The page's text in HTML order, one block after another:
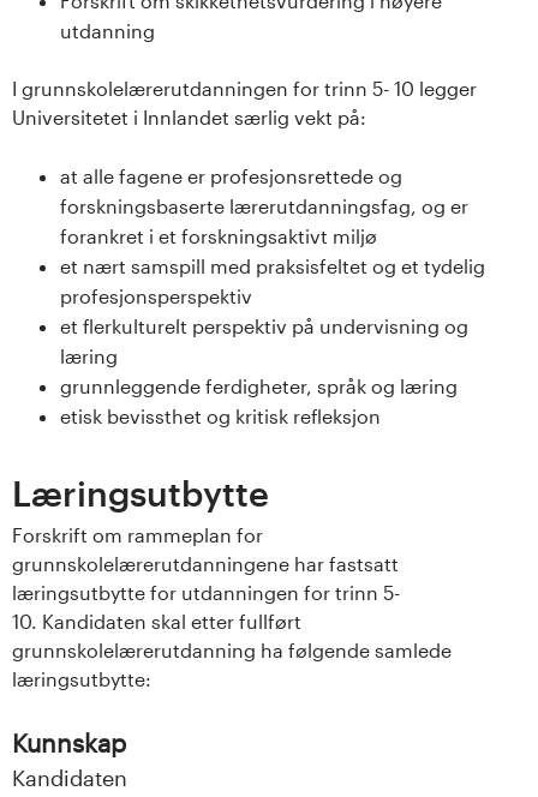
utdanning
I grunnskolelærerutdanningen for trinn 5- 10 legger
Universitetet i Innlandet særlig vekt på:
at alle fagene er profesjonsrettede og
forskningsbaserte lærerutdanningsfag, og er
forankret i et forskningsaktivt miljø
et nært samspill med praksisfeltet og et tydelig
profesjonsperspektiv
et flerkulturelt perspektiv på undervisning og
læring
grunnleggende ferdigheter, språk og læring
etisk bevissthet og kritisk refleksjon
Læringsutbytte
Forskrift om rammeplan for
grunnskolelærerutdanningene har fastsatt
læringsutbytte for utdanningen for trinn 5-
10. Kandidaten skal etter fullført
grunnskolelærerutdanning ha følgende samlede
læringsutbytte:
Kunnskap
Kandidaten